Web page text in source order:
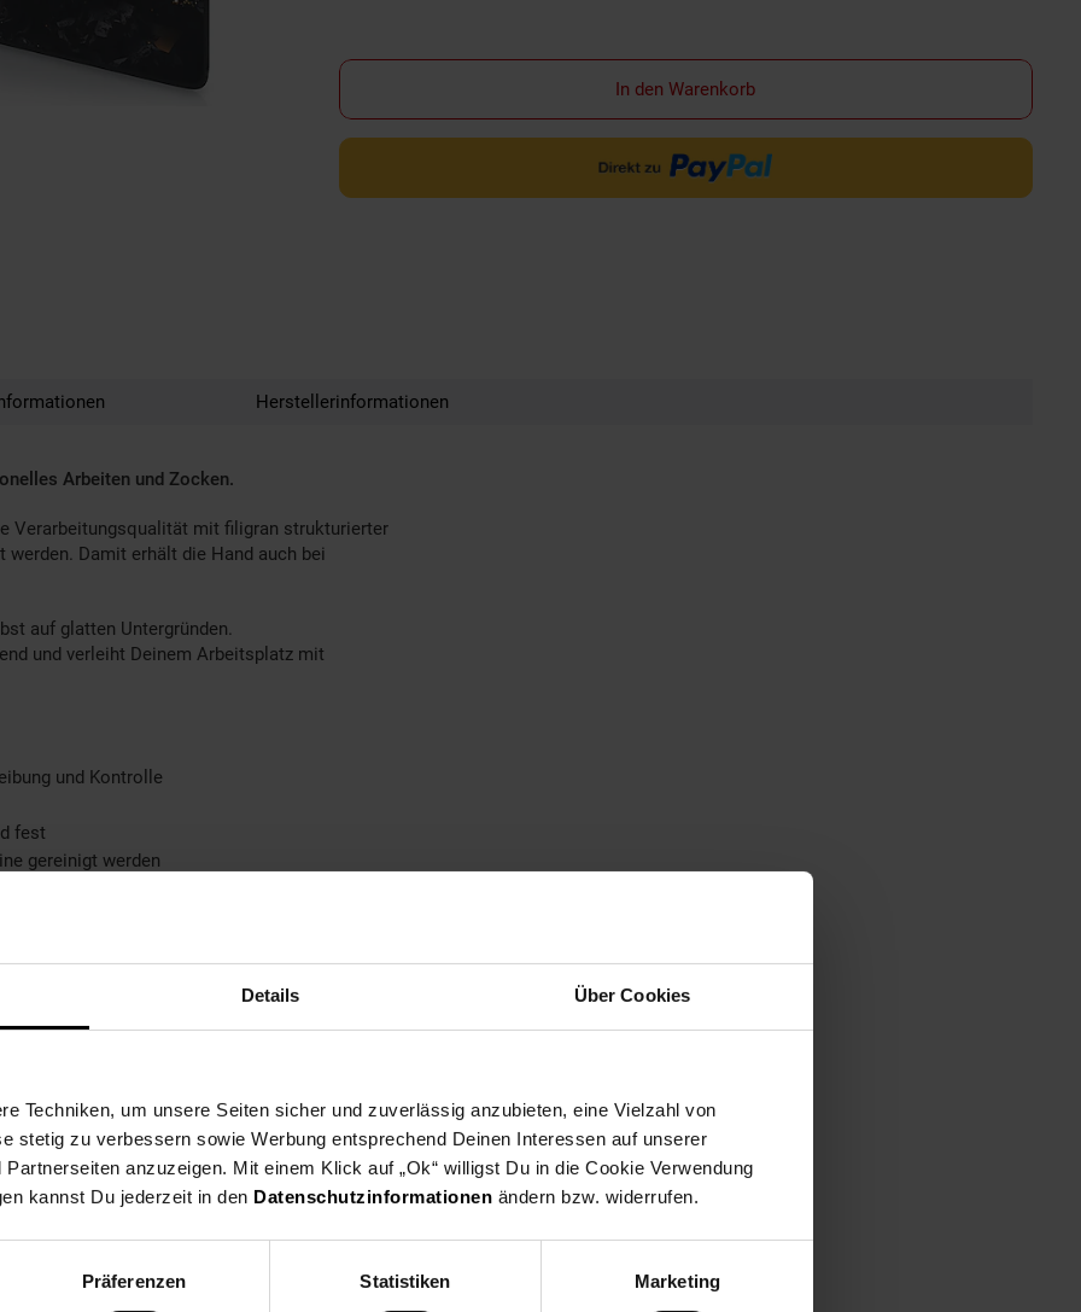
Details Über Cookies
Techniken, um unsere Seiten sicher und zuverlässig anzubieten, eine Vielzahl von
stetig zu verbessern sowie Werbung entsprechend Deinen Interessen auf unserer
anzuzeigen. Mit einem Klick auf „Ok“ willigst Du in die Cookie Verwendung
kannst Du jederzeit in den Datenschutzinformationen ändern bzw. widerrufen.
Präferenzen Statistiken Marketing
In den Warenkorb
Herstellerinformationen
Arbeiten und Zocken.
Verarbeitungsqualität mit filigran strukturierter
Damit erhält die Hand auch bei
auf glatten Untergründen.
und verleiht Deinem Arbeitsplatz mit
und Kontrolle
fest
gereinigt werden
Note
: 700 g